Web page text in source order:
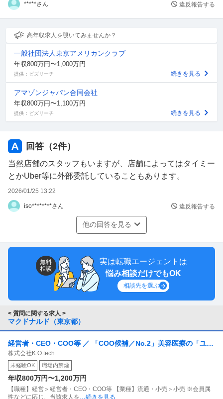
*****さん 違反報告する
高年収求人を覗いてみませんか？
一般社団法人東京アメリカンクラブ
年収800万円〜1,000万円
提供：ビズリーチ 続きを見る
アマゾンジャパン合同会社
年収800万円〜1,100万円
提供：ビズリーチ 続きを見る
回答（2件）
当然店舗のスタッフもいますが、店舗によってはタイミー
とかUber等に外部委託していることもあります。
2026/01/25 13:22
iso********さん 違反報告する
他の回答を見る
無料
相談
実は転職エージェントは
悩み相談だけでもOK
相談先を選ぶ
< 質問に関する求人 >
マクドナルド（東京都）
経営者・CEO・COO等 ／ 「COO候補／No.2」美容医療の「ユニ
クロ」を創る／多店舗展開・チェーンストア理論の「実装責任
者」募集
株式会社K.O.tech
未経験OK 職場内禁煙
年収800万円〜1,200万円
【職種】経営＞経営者・CEO・COO等 【業種】流通・小売＞小売 ※会員属
性などに応じ、当該求人を…続きを見る